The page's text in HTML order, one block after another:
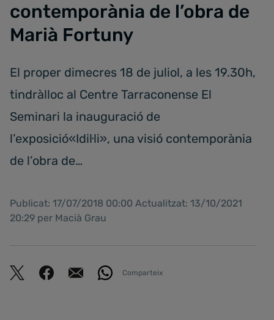
contemporània de l’obra de
Marià Fortuny
El proper dimecres 18 de juliol, a les 19.30h,
tindràlloc al Centre Tarraconense El
Seminari la inauguració de
l’exposició«Idil·li», una visió contemporània
de l’obra de…
Publicat: 17/07/2018 00:00 Actualitzat: 13/10/2021
20:29 per Macià Grau
Comparteix